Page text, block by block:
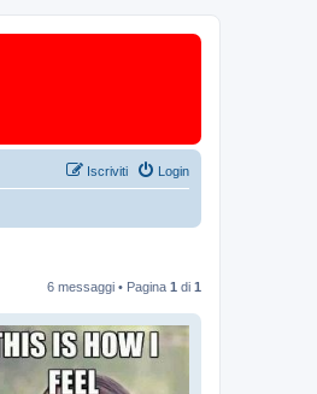
Login
Iscriviti
6 messaggi • Pagina 1 di 1